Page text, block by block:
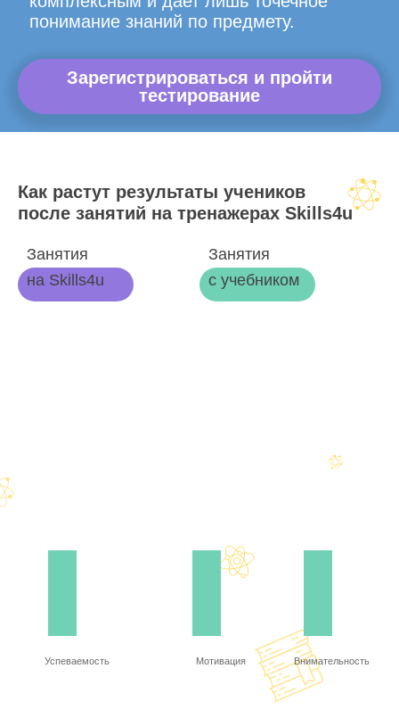
понимание знаний по предмету.
Зарегистрироваться и пройти
тестирование
Как растут результаты учеников
после занятий на тренажерах Skills4u
Занятия
на Skills4u
Занятия
с учебником
Успеваемость Мотивация Внимательность